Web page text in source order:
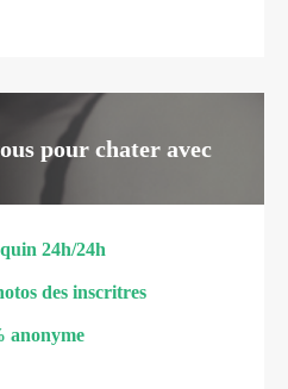
pour chater avec
24h/24h
des inscritres
anonyme